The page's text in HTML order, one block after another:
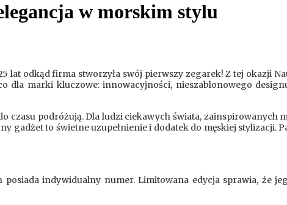
w morskim stylu
lat odkąd firma stworzyła swój pierwszy zegarek! Z tej okazji
dla marki kluczowe: innowacyjności, nieszablonowego
czasu podróżują. Dla ludzi ciekawych świata,
to świetne uzupełnienie i dodatek do męskiej stylizacji.
indywidualny numer. Limitowana edycja sprawia, że